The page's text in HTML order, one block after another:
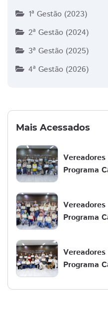
1ª Gestão (2023)
2ª Gestão (2024)
3ª Gestão (2025)
4ª Gestão (2026)
Mais Acessados
Vereadores
Programa
Programa
Programa